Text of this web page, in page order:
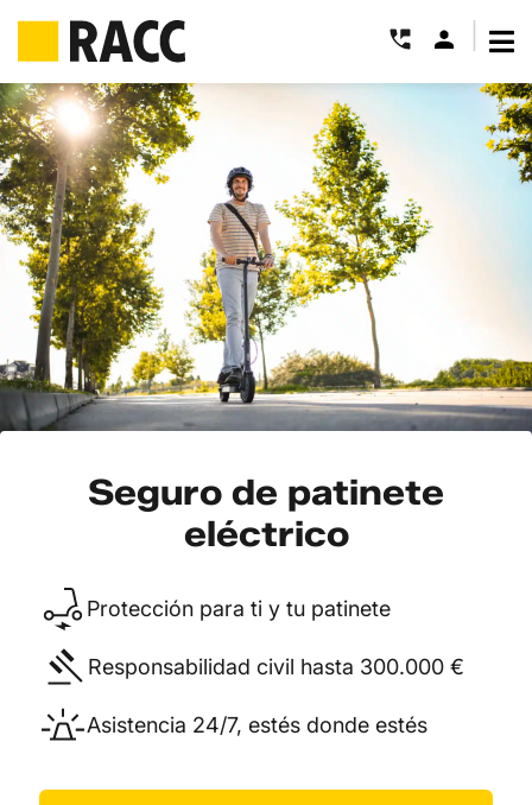
Saltar
al
contenido
Seguro de patinete
eléctrico
Protección para ti y tu patinete
Responsabilidad civil hasta 300.000 €
Asistencia 24/7, estés donde estés